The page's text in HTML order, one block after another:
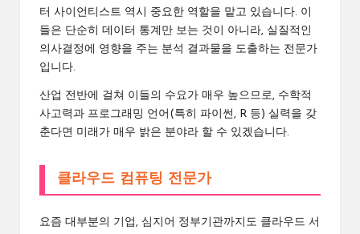
터 사이언티스트 역시 중요한 역할을 맡고 있습니다. 이
들은 단순히 데이터 통계만 보는 것이 아니라, 실질적인
의사결정에 영향을 주는 분석 결과물을 도출하는 전문가
입니다.
산업 전반에 걸쳐 이들의 수요가 매우 높으므로, 수학적
사고력과 프로그래밍 언어(특히 파이썬, R 등) 실력을 갖
춘다면 미래가 매우 밝은 분야라 할 수 있겠습니다.
클라우드 컴퓨팅 전문가
요즘 대부분의 기업, 심지어 정부기관까지도 클라우드 서